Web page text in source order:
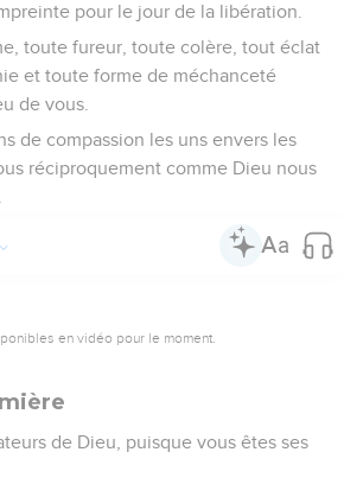
pour le jour de la libération.
toute fureur, toute colère, tout éclat
et toute forme de méchanceté
de vous.
de compassion les uns envers les
réciproquement comme Dieu nous
en vidéo pour le moment.
de Dieu, puisque vous êtes ses